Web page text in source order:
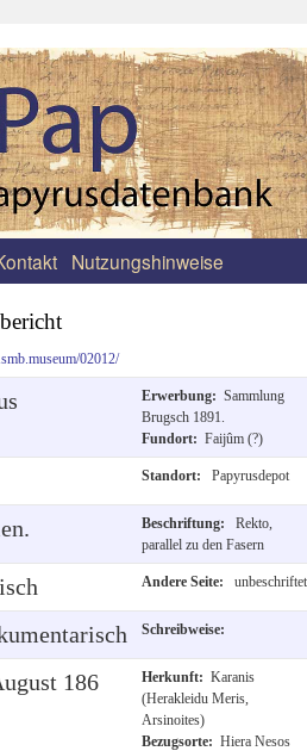
Nutzungshinweise
02012/
Erwerbung: Sammlung
Brugsch 1891.
Fundort: Faijûm (?)
Standort: Papyrusdepot
Beschriftung:
Rekto,
parallel zu den Fasern
Andere Seite: unbeschriftet
Schreibweise:
186
Herkunft: Karanis
(Herakleidu Meris,
Arsinoites)
Bezugsorte: Hiera Nesos